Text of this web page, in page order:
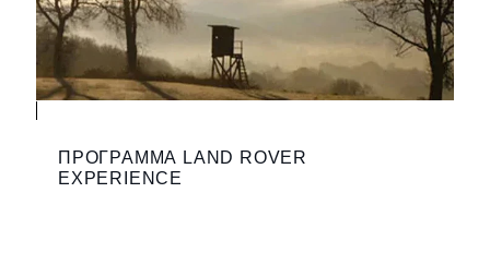
ПРОГРАММА LAND ROVER
EXPERIENCE